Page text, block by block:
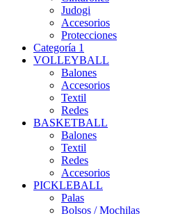
Judogi
Accesorios
Protecciones
Categoría 1
VOLLEYBALL
Balones
Accesorios
Textil
Redes
BASKETBALL
Balones
Textil
Redes
Accesorios
PICKLEBALL
Palas
Bolsos / Mochilas